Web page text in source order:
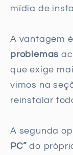
mídia de
A vantagem
problemas
que exige
vimos na
reinstalar
A segunda
PC” do